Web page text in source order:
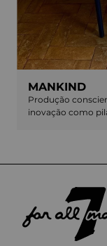
MANKIND
Produção
inovação como